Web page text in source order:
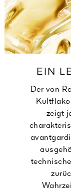
EIN
Der von
zeigt